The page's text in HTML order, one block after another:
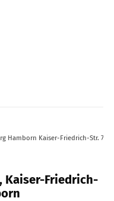
Hamborn Kaiser-Friedrich-Str. 71
Kaiser-Friedrich-